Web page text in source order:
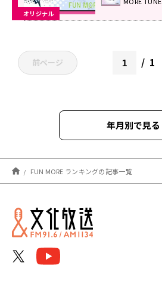
オリジナル
前ページ 1
年月別で見る
2026年08月
2026年07月
2026年06月
FUN MORE ランキングの記事一覧